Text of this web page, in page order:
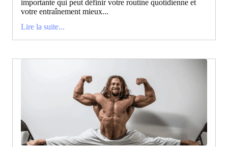
importante qui peut définir votre routine quotidienne et
votre entraînement mieux...
Lire la suite...